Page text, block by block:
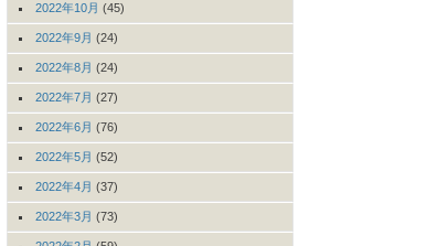
2022年10月 (45)
2022年9月 (24)
2022年8月 (24)
2022年7月 (27)
2022年6月 (76)
2022年5月 (52)
2022年4月 (37)
2022年3月 (73)